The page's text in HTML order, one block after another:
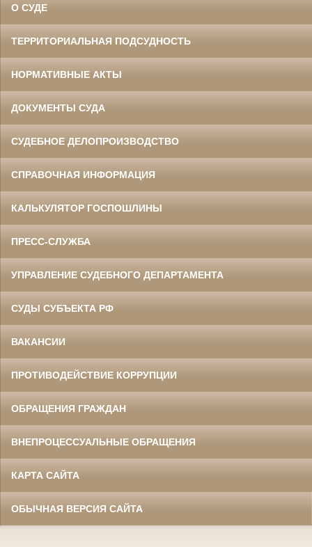
О СУДЕ
ТЕРРИТОРИАЛЬНАЯ ПОДСУДНОСТЬ
НОРМАТИВНЫЕ АКТЫ
ДОКУМЕНТЫ СУДА
СУДЕБНОЕ ДЕЛОПРОИЗВОДСТВО
СПРАВОЧНАЯ ИНФОРМАЦИЯ
КАЛЬКУЛЯТОР ГОСПОШЛИНЫ
ПРЕСС-СЛУЖБА
УПРАВЛЕНИЕ СУДЕБНОГО ДЕПАРТАМЕНТА
СУДЫ СУБЪЕКТА РФ
ВАКАНСИИ
ПРОТИВОДЕЙСТВИЕ КОРРУПЦИИ
ОБРАЩЕНИЯ ГРАЖДАН
ВНЕПРОЦЕССУАЛЬНЫЕ ОБРАЩЕНИЯ
КАРТА САЙТА
ОБЫЧНАЯ ВЕРСИЯ САЙТА